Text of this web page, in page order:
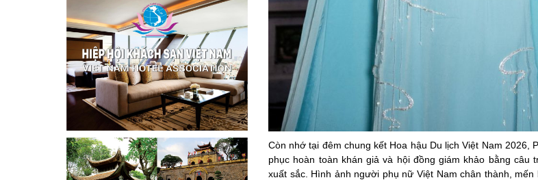
Còn nhớ tại đêm chung kết Hoa hậu Du lịch Việt Nam 2026,
phục hoàn toàn khán giả và hội đồng giám khảo bằng câu
xuất sắc. Hình ảnh người phụ nữ Việt Nam chân thành, mến